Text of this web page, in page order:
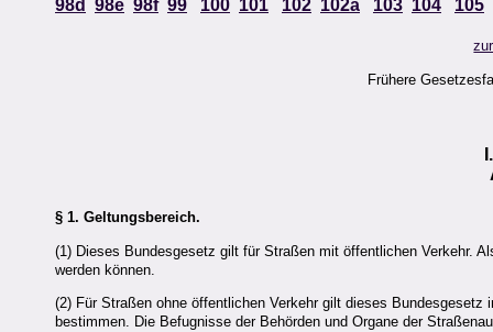
98d
98e 98f 99 100 101 102 102a 103 104 105
Frühere
§ 1. Geltungsbereich.
(1) Dieses Bundesgesetz gilt für Straßen mit öffentlichen Verkehr.
werden können.
(2) Für Straßen ohne öffentlichen Verkehr gilt dieses
bestimmen. Die Befugnisse der Behörden und Organe der